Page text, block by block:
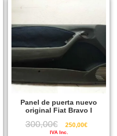
Panel de puerta nuevo
original Fiat Bravo I
300,00€ 250,00€
IVA Inc.